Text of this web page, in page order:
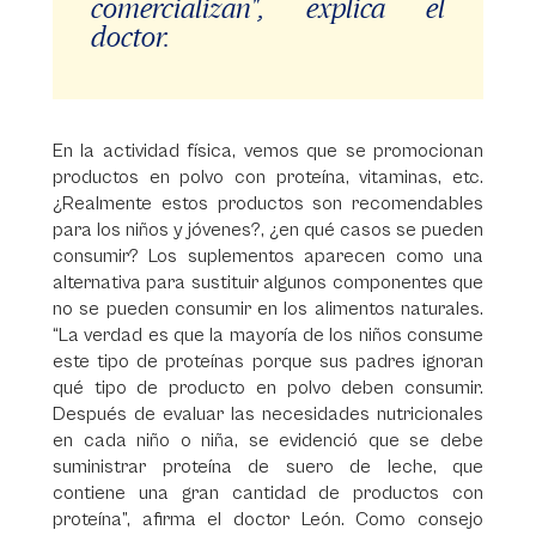
comercializan", explica el
doctor.
En la actividad física, vemos que se promocionan
productos en polvo con proteína, vitaminas, etc.
¿Realmente estos productos son recomendables
para los niños y jóvenes?, ¿en qué casos se pueden
consumir? Los suplementos aparecen como una
alternativa para sustituir algunos componentes que
no se pueden consumir en los alimentos naturales.
“La verdad es que la mayoría de los niños consume
este tipo de proteínas porque sus padres ignoran
qué tipo de producto en polvo deben consumir.
Después de evaluar las necesidades nutricionales
en cada niño o niña, se evidenció que se debe
suministrar proteína de suero de leche, que
contiene una gran cantidad de productos con
proteína”, afirma el doctor León. Como consejo